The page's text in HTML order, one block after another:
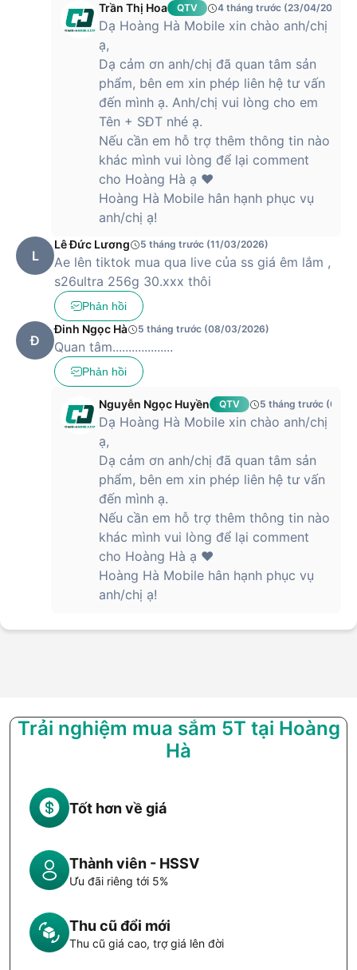
Trần Thị Hoa QTV 4 tháng trước (23/04/2026)
Dạ Hoàng Hà Mobile xin chào anh/chị
ạ,
Dạ cảm ơn anh/chị đã quan tâm sản
phẩm, bên em xin phép liên hệ tư vấn
đến mình ạ. Anh/chị vui lòng cho em
Tên + SĐT nhé ạ.
Nếu cần em hỗ trợ thêm thông tin nào
khác mình vui lòng để lại comment
cho Hoàng Hà ạ ❤️
Hoàng Hà Mobile hân hạnh phục vụ
anh/chị ạ!
L
Lê Đức Lương 5 tháng trước (11/03/2026)
Ae lên tiktok mua qua live của ss giá êm lắm ,
s26ultra 256g 30.xxx thôi
Phản hồi
Đ
Đinh Ngọc Hà 5 tháng trước (08/03/2026)
Quan tâm...................
Phản hồi
Nguyễn Ngọc Huyền QTV 5 tháng trước (09/
Dạ Hoàng Hà Mobile xin chào anh/chị
ạ,
Dạ cảm ơn anh/chị đã quan tâm sản
phẩm, bên em xin phép liên hệ tư vấn
đến mình ạ.
Nếu cần em hỗ trợ thêm thông tin nào
khác mình vui lòng để lại comment
cho Hoàng Hà ạ ❤️
Hoàng Hà Mobile hân hạnh phục vụ
anh/chị ạ!
Trải nghiệm mua sắm 5T tại Hoàng
Hà
Tốt hơn về giá
Thành viên - HSSV
Ưu đãi riêng tới 5%
Thu cũ đổi mới
Thu cũ giá cao, trợ giá lên đời